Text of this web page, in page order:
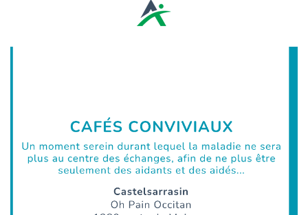
AIDE À DOMICILE
ACTUALITÉS
RECRUTEMENT